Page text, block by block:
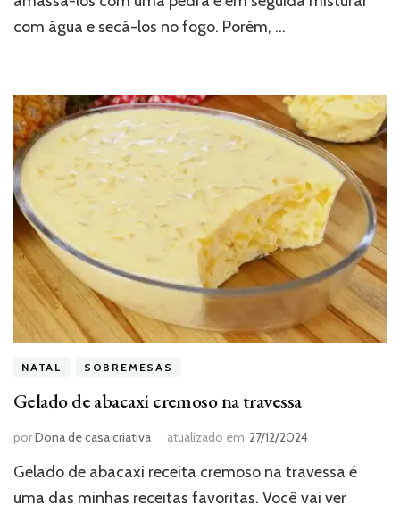
com água e secá-los no fogo. Porém, …
NATAL SOBREMESAS
Gelado de abacaxi cremoso na travessa
porDona de casa criativa atualizado em 27/12/2024
Gelado de abacaxi receita cremoso na travessa é
uma das minhas receitas favoritas. Você vai ver